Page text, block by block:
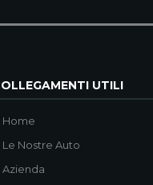
UTILI
Home
Le Nostre Auto
Azienda